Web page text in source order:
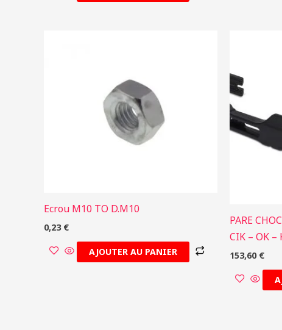
Ecrou M10 TO D.M10
0,23 €
AJOUTER AU PANIER
PARE
CIK – OK –
153,60 €